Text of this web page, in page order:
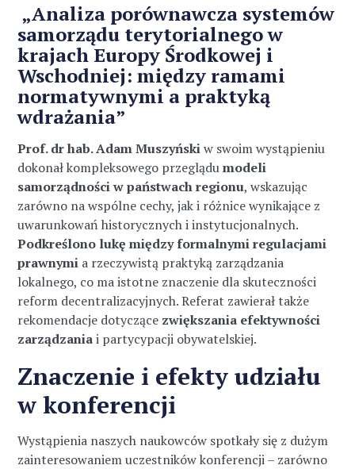
„Analiza porównawcza systemów
samorządu terytorialnego w
krajach Europy Środkowej i
Wschodniej: między ramami
normatywnymi a praktyką
wdrażania”
Prof. dr hab. Adam Muszyńskiw swoim wystąpieniu
dokonał kompleksowego przeglądumodeli
samorządności w państwach regionu, wskazując
zarówno na wspólne cechy, jak i różnice wynikające z
uwarunkowań historycznych i instytucjonalnych.
Podkreślono lukę między formalnymi regulacjami
prawnymi a rzeczywistą praktyką zarządzania
lokalnego, co ma istotne znaczenie dla skuteczności
reform decentralizacyjnych. Referat zawierał także
rekomendacje dotyczące zwiększania efektywności
zarządzaniai partycypacji obywatelskiej.
Znaczenie i efekty udziału
w konferencji
Wystąpienia naszych naukowców spotkały się z dużym
zainteresowaniem uczestników konferencji – zarówno